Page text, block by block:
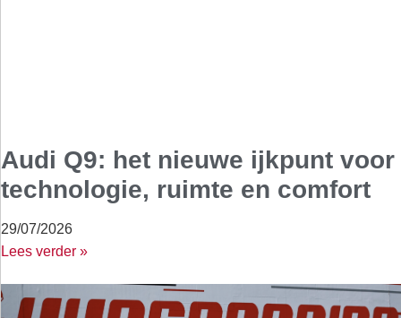
Audi Q9: het nieuwe ijkpunt voor
technologie, ruimte en comfort
29/07/2026
Lees verder »